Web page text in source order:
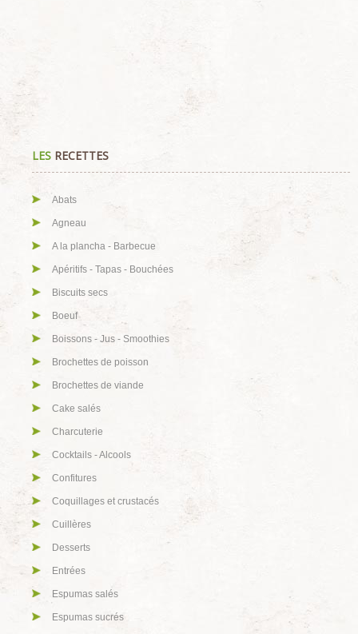
LES RECETTES
Abats
Agneau
A la plancha - Barbecue
Apéritifs - Tapas - Bouchées
Biscuits secs
Boeuf
Boissons - Jus - Smoothies
Brochettes de poisson
Brochettes de viande
Cake salés
Charcuterie
Cocktails - Alcools
Confitures
Coquillages et crustacés
Cuillères
Desserts
Entrées
Espumas salés
Espumas sucrés